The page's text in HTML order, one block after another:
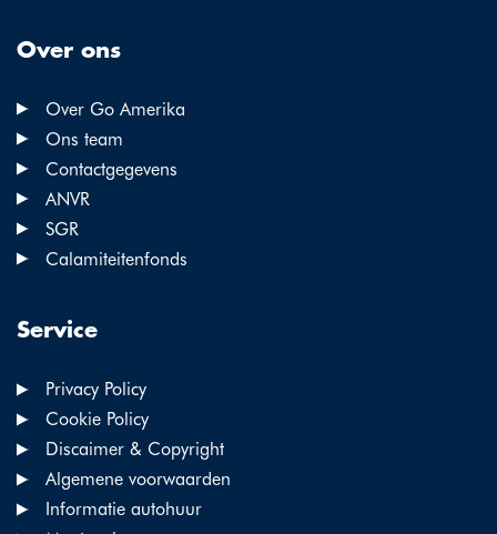
Over ons
Over Go Amerika
Ons team
Contactgegevens
ANVR
SGR
Calamiteitenfonds
Service
Privacy Policy
Cookie Policy
Discaimer & Copyright
Algemene voorwaarden
Informatie autohuur